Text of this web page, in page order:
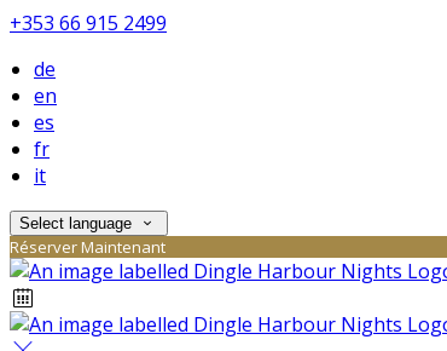
+353 66 915 2499
de
en
es
fr
it
Select language
Réserver Maintenant